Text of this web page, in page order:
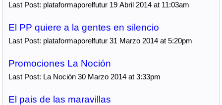
Last Post: plataformaporelfutur 19 Abril 2014 at 11:03am
El PP quiere a la gentes en silencio
Last Post: plataformaporelfutur 31 Marzo 2014 at 5:20pm
Promociones La Noción
Last Post: La Noción 30 Marzo 2014 at 3:33pm
El pais de las maravillas